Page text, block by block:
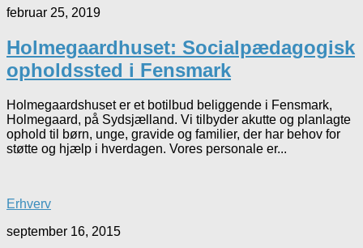
februar 25, 2019
Holmegaardhuset: Socialpædagogisk
opholdssted i Fensmark
Holmegaardshuset er et botilbud beliggende i Fensmark,
Holmegaard, på Sydsjælland. Vi tilbyder akutte og planlagte
ophold til børn, unge, gravide og familier, der har behov for
støtte og hjælp i hverdagen. Vores personale er...
Erhverv
september 16, 2015